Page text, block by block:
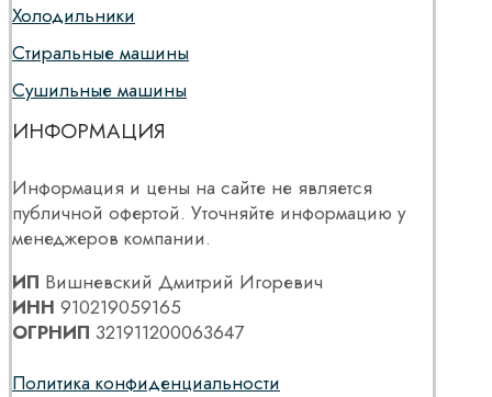
Холодильники
Стиральные машины
Сушильные машины
ИНФОРМАЦИЯ
Информация и цены на сайте не является
публичной офертой. Уточняйте информацию у
менеджеров компании.
ИП Вишневский Дмитрий Игоревич
ИНН 910219059165
ОГРНИП 321911200063647
Политика конфиденциальности